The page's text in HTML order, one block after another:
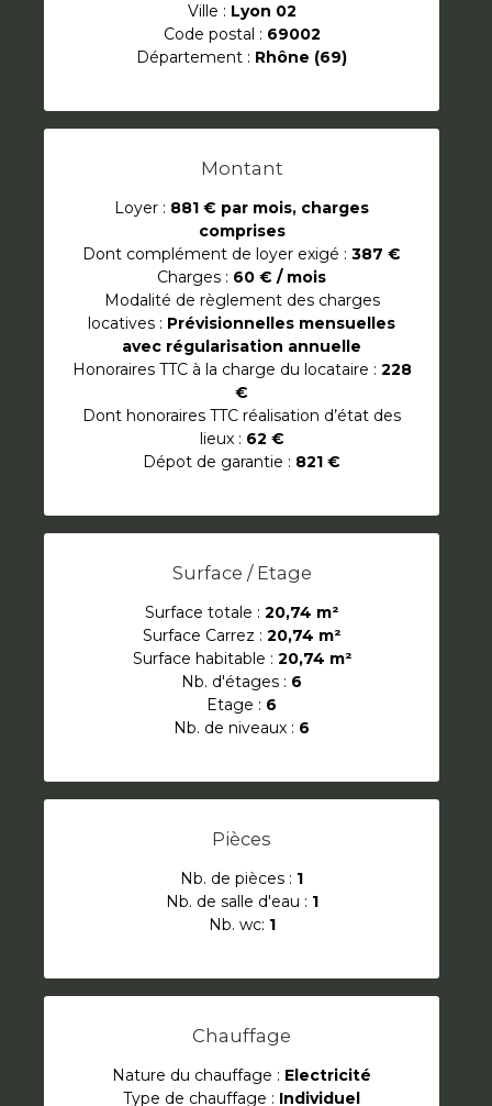
Ville : Lyon 02
Code postal : 69002
Département : Rhône (69)
Montant
Loyer : 881 € par mois, charges
comprises
Dont complément de loyer exigé : 387 €
Charges : 60 € / mois
Modalité de règlement des charges
locatives : Prévisionnelles mensuelles
avec régularisation annuelle
Honoraires TTC à la charge du locataire : 228
€
Dont honoraires TTC réalisation d’état des
lieux : 62 €
Dépot de garantie : 821 €
Surface / Etage
Surface totale : 20,74 m²
Surface Carrez : 20,74 m²
Surface habitable : 20,74 m²
Nb. d'étages : 6
Etage : 6
Nb. de niveaux : 6
Pièces
Nb. de pièces : 1
Nb. de salle d'eau : 1
Nb. wc: 1
Chauffage
Nature du chauffage : Electricité
Type de chauffage : Individuel